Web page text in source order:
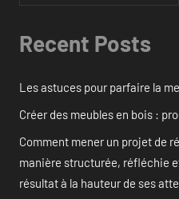
Recent Posts
Les astuces pour parfaire la
Créer des meubles en bois :
Comment mener un projet de
manière structurée, réfléchie
résultat à la hauteur de ses